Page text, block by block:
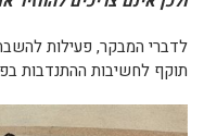
לדברי המבקר, פעילות
תוקף לחשיבות ההתנדבות